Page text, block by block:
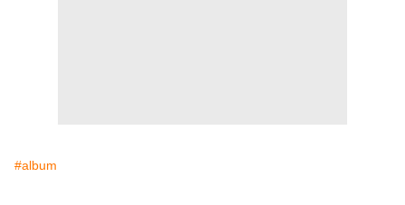
#album